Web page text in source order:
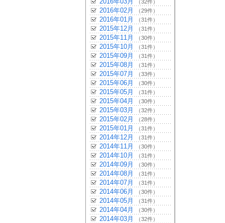
（32件）
2016年02月 （29件）
2016年01月 （31件）
2015年12月 （31件）
2015年11月 （30件）
2015年10月 （31件）
2015年09月 （31件）
2015年08月 （31件）
2015年07月 （33件）
2015年06月 （30件）
2015年05月 （31件）
2015年04月 （30件）
2015年03月 （32件）
2015年02月 （28件）
2015年01月 （31件）
2014年12月 （31件）
2014年11月 （30件）
2014年10月 （31件）
2014年09月 （30件）
2014年08月 （31件）
2014年07月 （31件）
2014年06月 （30件）
2014年05月 （31件）
2014年04月 （30件）
2014年03月 （32件）